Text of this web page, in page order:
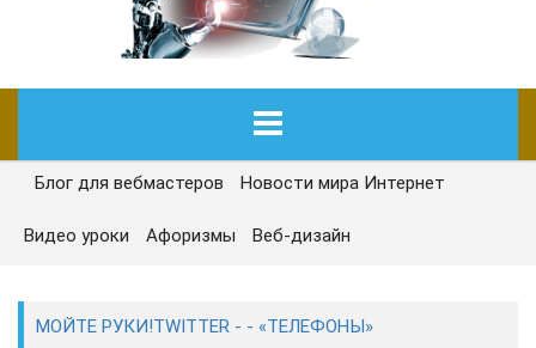
ГЛАВНАЯ
СЕГОДНЯ
Блог для вебмастеров Новости мира Интернет
Видео уроки Афоризмы Веб-дизайн
МОЙТЕ РУКИ!TWITTER - - «ТЕЛЕФОНЫ»